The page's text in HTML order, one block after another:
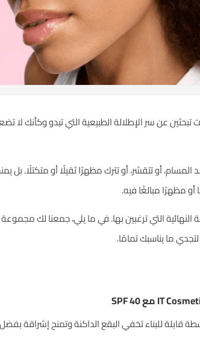
تبحثين عن سر الإطلالة الطبيعية التي تبدو وكأنك لا
أو تتقشر، أو تترك مظهرًا ثقيلًا أو متكتلًا. بل
مظهرًا مبالغًا فيه.
النهائية التي ترغبين بها. في ما يلي، جمعنا لك
ما يناسبك تمامًا.
قابلة للبناء تخفي البقع الداكنة وتمنح